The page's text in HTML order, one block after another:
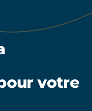
votre